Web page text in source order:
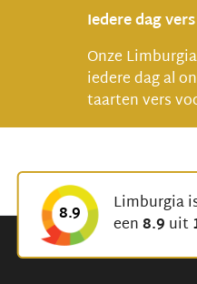
Iedere dag
Onze
iedere dag al
taarten vers
8.9
Limburgia
een8.9 uit